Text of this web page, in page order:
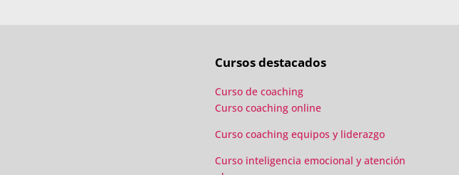
Cursos destacados
Curso de coaching
Curso coaching online
Curso coaching equipos y liderazgo
Curso inteligencia emocional y atención